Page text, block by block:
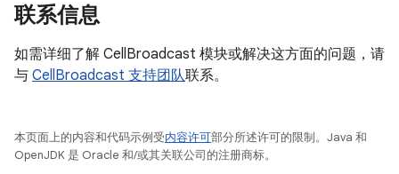
联系信息
如需详细了解 CellBroadcast 模块或解决这方面的问题，请
与 CellBroadcast 支持团队联系。
本页面上的内容和代码示例受内容许可部分所述许可的限制。Java 和
OpenJDK 是 Oracle 和/或其关联公司的注册商标。